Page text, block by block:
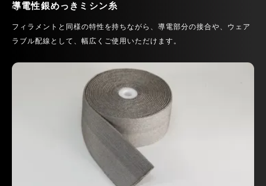
導電性銀めっきミシン糸
フィラメントと同様の特性を持ちながら、導電部分の接合や、ウェア
ラブル配線として、幅広くご使用いただけます。